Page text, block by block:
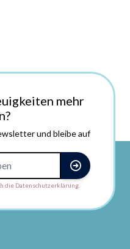
mehr
und bleibe auf
die Datenschutzerklärung.